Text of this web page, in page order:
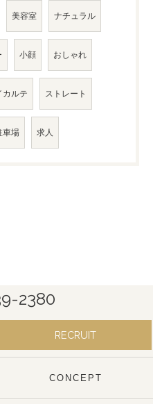
美容室 ナチュラル
小顔 おしゃれ
カルテ ストレート
車場 求人
2380
RECRUIT
CONCEPT